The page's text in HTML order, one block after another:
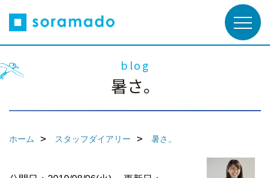
blog
暑さ。
ホーム スタッフダイアリー 暑さ。